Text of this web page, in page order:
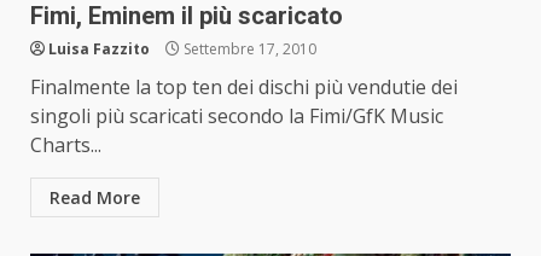
Fimi, Eminem il più scaricato
Luisa Fazzito Settembre 17, 2010
Finalmente la top ten dei dischi più vendutie dei
singoli più scaricati secondo la Fimi/GfK Music
Charts...
Read More